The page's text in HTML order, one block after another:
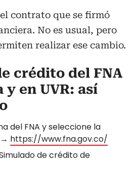
contrato que se firmó
No es usual, pero
realizar ese cambio.
crédito del FNA
en UVR: así
del FNA y seleccione la
https://www.fna.gov.co/
de crédito de